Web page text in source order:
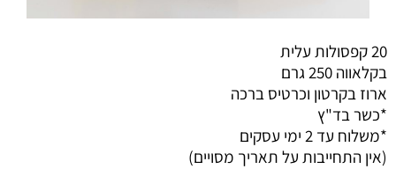
20 קפסולות עלית
בקלאווה 250 גרם
ארוז בקרטון וכרטיס ברכה
*כשר בד"ץ
*משלוח עד 2 ימי עסקים
(אין התחייבות על תאריך מסויים)